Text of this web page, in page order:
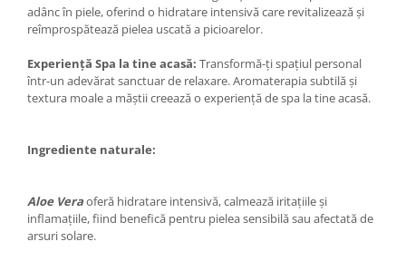
adânc în piele, oferind o hidratare intensivă care revitalizează și
reîmprospătează pielea uscată a picioarelor.
Experiență Spa la tine acasă: Transformă-ți spațiul personal
într-un adevărat sanctuar de relaxare. Aromaterapia subtilă și
textura moale a măștii creează o experiență de spa la tine acasă.
Ingrediente naturale:
Aloe Veraoferă hidratare intensivă, calmează iritațiile și
inflamațiile, fiind benefică pentru pielea sensibilă sau afectată de
arsuri solare.